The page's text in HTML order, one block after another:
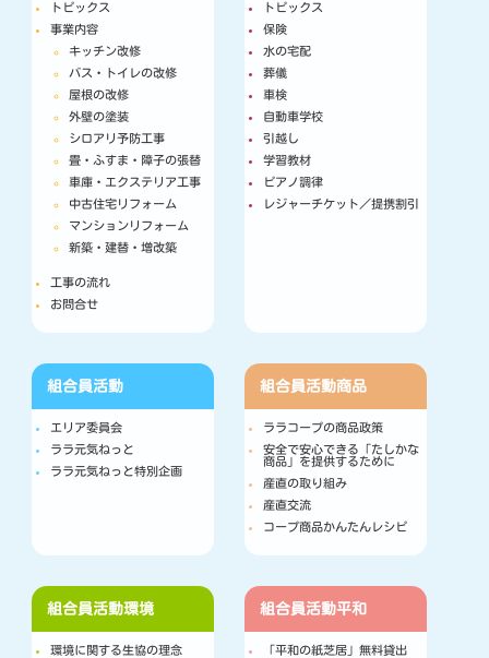
トピックス
事業内容
キッチン改修
バス・トイレの改修
屋根の改修
外壁の塗装
シロアリ予防工事
畳・ふすま・障子の張替
車庫・エクステリア工事
中古住宅リフォーム
マンションリフォーム
新築・建替・増改築
工事の流れ
お問合せ
トピックス
保険
水の宅配
葬儀
車検
自動車学校
引越し
学習教材
ピアノ調律
レジャーチケット／提携割引
組合員活動
エリア委員会
ララ元気ねっと
ララ元気ねっと特別企画
組合員活動商品
ララコープの商品政策
安全で安心できる「たしかな
商品」を提供するために
産直の取り組み
産直交流
コープ商品かんたんレシピ
組合員活動環境
環境に関する生協の理念
組合員活動平和
「平和の紙芝居」無料貸出